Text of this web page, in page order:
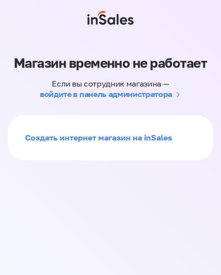
Магазин временно не работает
Если вы сотрудник магазина —
войдите в панель администратора
Создать интернет магазин на inSales